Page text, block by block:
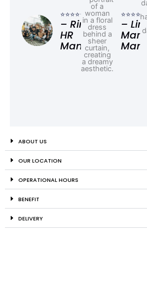
⭐⭐⭐⭐⭐
– Rina,
HR
Manager
⭐⭐⭐⭐⭐
–
ABOUT US
OUR LOCATION
OPERATIONAL HOURS
BENEFIT
DELIVERY